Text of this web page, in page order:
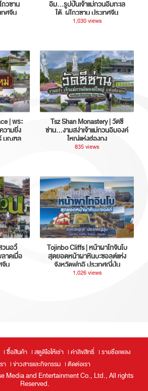
ถวซาน
ทศจีน
อิม...รูปปั้นเจ้าแม่กวนอิมทะเล
ใต้, ผู่โถวซาน ประเทศจีน
1,030 views
| พระ
วามยิ่ง
มณฑล
Tsz Shan Monastery | วัดซี
ซ่าน…งามสง่าเจ้าแม่กวนอิมองค์
ใหญ่แห่งฮ่องกง
835 views
วนอวี้
าดเมื่อ
จีน
Tojinbo Cliffs | หน้าผาโทจินโบ
สุดยอดหน้าผาหินบะซอลต์แห่ง
จังหวัดฟุกุอิ ประเทศญี่ปุ่น
1,026 views
ซื้อสินค้า สตูดิโอให้เช่า ค่าลิขสิทธิ์
รายชื่อเพลง
า
ข่าวสารและกิจกรรม ติดต่อเรา
Media and Entertainment Co., Ltd., All rights
Reserved.